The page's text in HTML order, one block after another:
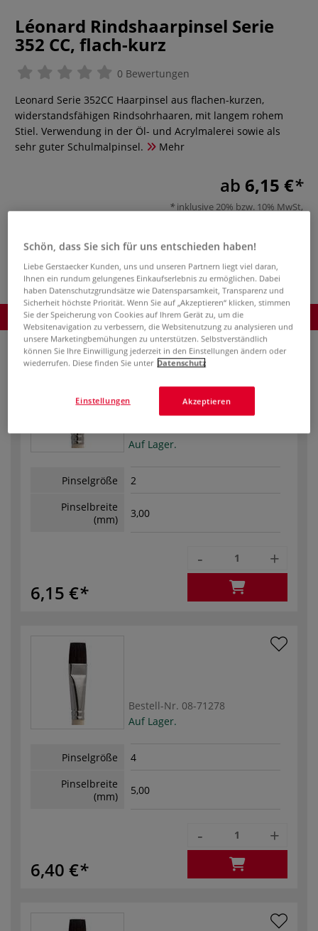
Léonard Rindshaarpinsel Serie
352 CC, flach-kurz
0 Bewertungen
Leonard Serie 352CC Haarpinsel aus flachen-kurzen,
widerstandsfähigen Rindsohrhaaren, mit langem rohem
Stiel. Verwendung in der Öl- und Acrylmalerei sowie als
sehr guter Schulmalpinsel.
Mehr
ab 6,15 €
inklusive 20% bzw. 10% MwSt,
Produkt bestellen
Produkt bestellen
Auf Lager.
Pinselgröße
2
Pinselbreite
(mm)
3,00
6,15 €
- +
Bestell-Nr. 08-71278
Auf Lager.
Pinselgröße
4
Pinselbreite
(mm)
5,00
6,40 €
- +
Schön, dass Sie sich für uns entschieden haben!
Liebe Gerstaecker Kunden, uns und unseren Partnern liegt viel daran,
Ihnen ein rundum gelungenes Einkaufserlebnis zu ermöglichen. Dabei
haben Datenschutzgrundsätze wie Datensparsamkeit, Transparenz und
Sicherheit höchste Priorität. Wenn Sie auf „Akzeptieren“ klicken, stimmen
Sie der Speicherung von Cookies auf Ihrem Gerät zu, um die
Websitenavigation zu verbessern, die Websitenutzung zu analysieren und
unsere Marketingbemühungen zu unterstützen. Selbstverständlich
können Sie Ihre Einwilligung jederzeit in den Einstellungen ändern oder
wiederrufen. Diese finden Sie unter Datenschutz
Akzeptieren
Einstellungen